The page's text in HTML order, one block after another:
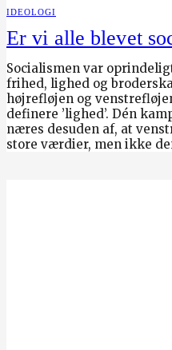
IDEOLOGI
Er vi alle blevet
Socialismen var
frihed, lighed og
højrefløjen og
definere ’lighed’. Dén
næres desuden af, at
store værdier, men ikke